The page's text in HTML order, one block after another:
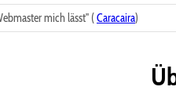
mich lässt" (Caracaira)